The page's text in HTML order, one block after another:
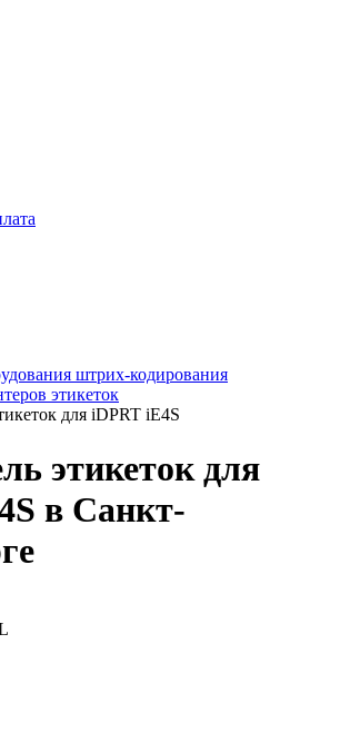
штрих-кодирования
этикеток
для iDPRT iE4S
этикеток для
в Санкт-